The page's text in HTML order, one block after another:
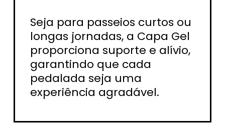
Seja para passeios curtos ou
longas jornadas, a Capa Gel
proporciona suporte e alívio,
garantindo que cada
pedalada seja uma
experiência agradável.